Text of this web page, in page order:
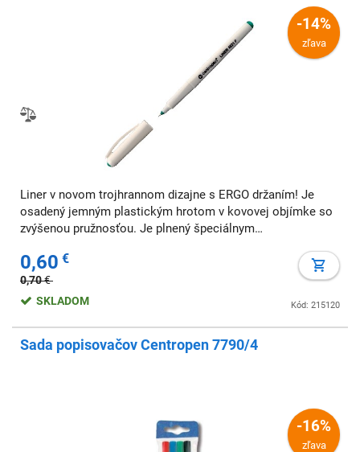
-14%
zľava
Liner v novom trojhrannom dizajne s ERGO držaním! Je
osadený jemným plastickým hrotom v kovovej objímke so
zvýšenou pružnosťou. Je plnený špeciálnym
toho, aby vyschol! Šírka stopy 0,3 mm, dĺžka stop
0,60 €
0,70€
Kód: 215120
SKLADOM
Sada popisovačov Centropen 7790/4
-16%
zľava